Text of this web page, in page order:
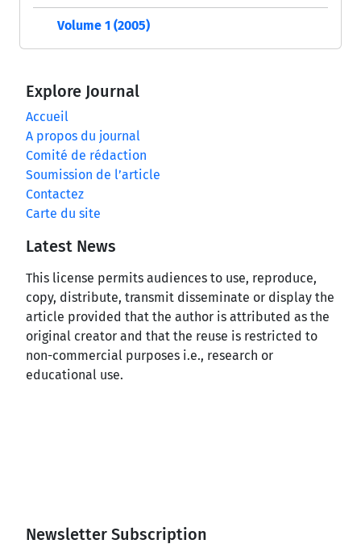
Volume 1 (2005)
Explore Journal
Accueil
A propos du journal
Comité de rédaction
Soumission de l’article
Contactez
Carte du site
Latest News
This license permits audiences to use, reproduce,
copy, distribute, transmit disseminate or display the
article provided that the author is attributed as the
original creator and that the reuse is restricted to
non-commercial purposes i.e., research or
educational use.
Newsletter Subscription